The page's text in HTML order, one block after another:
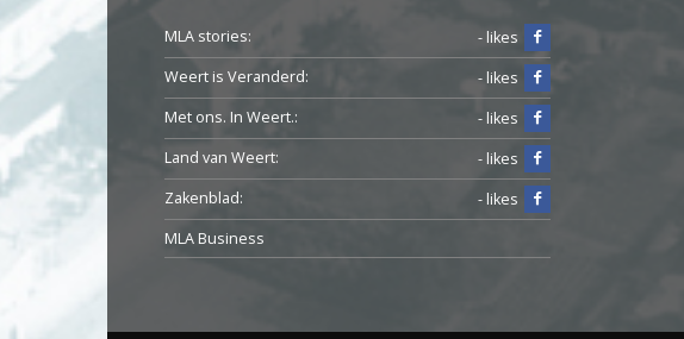
MLA stories:
- likes
Weert is Veranderd:
- likes
Met ons. In Weert.:
- likes
Land van Weert:
- likes
Zakenblad:
- likes
MLA Business